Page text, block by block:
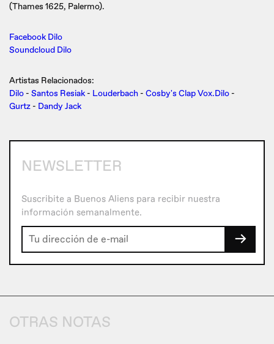
(Thames 1625, Palermo).
Facebook Dilo
Soundcloud Dilo
Artistas Relacionados:
Dilo - Santos Resiak - Louderbach - Cosby's Clap Vox.Dilo -
Gurtz - Dandy Jack
NEWSLETTER
Suscribite a Buenos Aliens para recibir nuestra
información semanalmente.
→
OTRAS NOTAS